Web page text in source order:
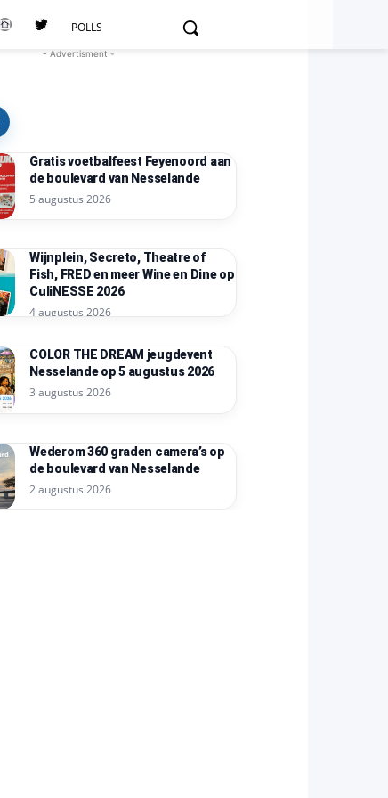
POLLS
- Advertisment -
Gratis voetbalfeest Feyenoord aan
de boulevard van Nesselande
5 augustus 2026
Wijnplein, Secreto, Theatre of
Fish, FRED en meer Wine en Dine op
CuliNESSE 2026
4 augustus 2026
COLOR THE DREAM jeugdevent
Nesselande op 5 augustus 2026
3 augustus 2026
Wederom 360 graden camera’s op
de boulevard van Nesselande
2 augustus 2026